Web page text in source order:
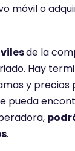
móvil o
de la
Hay
y precios
pueda
.